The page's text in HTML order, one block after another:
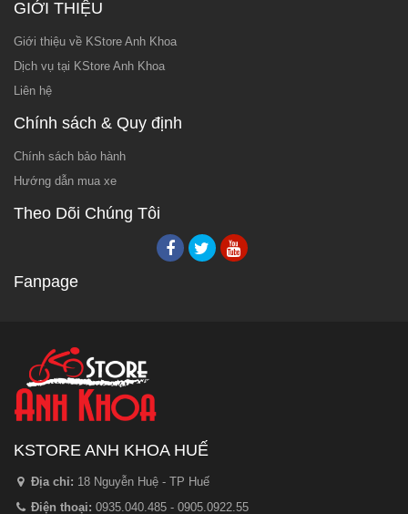
GIỚI THIỆU
Giới thiệu về KStore Anh Khoa
Dịch vụ tại KStore Anh Khoa
Liên hệ
Chính sách & Quy định
Chính sách bảo hành
Hướng dẫn mua xe
Theo Dõi Chúng Tôi
Fanpage
KSTORE ANH KHOA HUẾ
Địa chỉ: 18 Nguyễn Huệ - TP Huế
Điện thoại: 0935.040.485 - 0905.0922.55